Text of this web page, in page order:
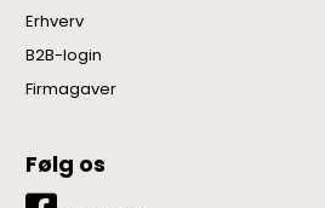
Erhverv
B2B-login
Firmagaver
Følg os